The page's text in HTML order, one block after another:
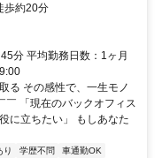
歩約20分
分 平均勤務日数：1ヶ月
る その感性で、一生モノ
￣ 「現在のバックオフィス
に立ちたい」 もしあなた
り 学歴不問
車通勤OK